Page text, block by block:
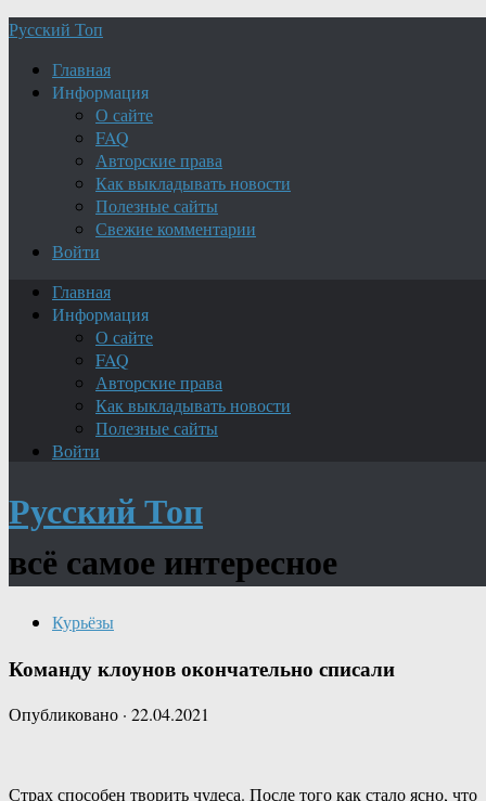
Русский Топ
Главная
Информация
О сайте
FAQ
Авторские права
Как выкладывать новости
Полезные сайты
Свежие комментарии
Войти
Главная
Информация
О сайте
FAQ
Авторские права
Как выкладывать новости
Полезные сайты
Войти
Русский Топ
всё самое интересное
Курьёзы
Команду клоунов окончательно списали
Опубликовано · 22.04.2021
Страх способен творить чудеса. После того как стало ясно, что